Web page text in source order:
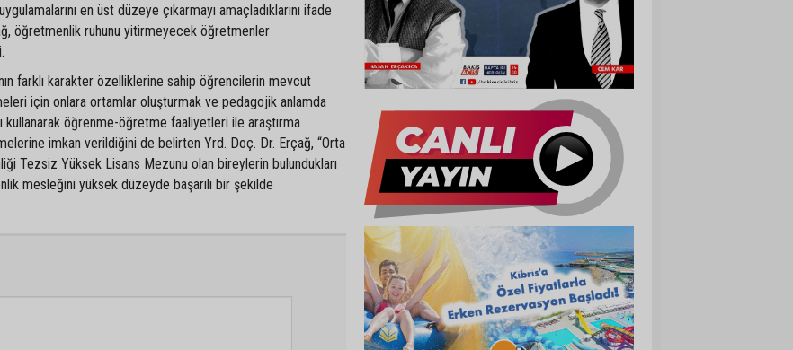
en üst düzeye çıkarmayı amaçladıklarını ifade
öğretmenlik ruhunu yitirmeyecek öğretmenler
farklı karakter özelliklerine sahip öğrencilerin mevcut
için onlara ortamlar oluşturmak ve pedagojik anlamda
kullanarak öğrenme-öğretme faaliyetleri ile araştırma
imkan verildiğini de belirten Yrd. Doç. Dr. Erçağ, “Orta
Tezsiz Yüksek Lisans Mezunu olan bireylerin bulundukları
mesleğini yüksek düzeyde başarılı bir şekilde